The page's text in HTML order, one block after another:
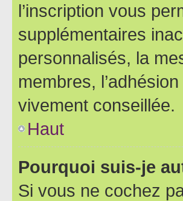
l’inscription vous
supplémentaires
personnalisés, la
membres,
vivement conseillée.
Haut
Pourquoi suis-je
Si vous ne cochez